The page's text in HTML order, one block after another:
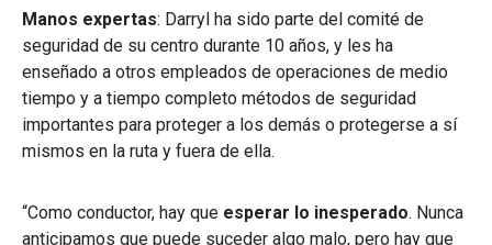
Manos expertas: Darryl ha sido parte del comité de
seguridad de su centro durante 10 años, y les ha
enseñado a otros empleados de operaciones de medio
tiempo y a tiempo completo métodos de seguridad
importantes para proteger a los demás o protegerse a sí
mismos en la ruta y fuera de ella.
“Como conductor, hay que esperar lo inesperado. Nunca
anticipamos que puede suceder algo malo, pero hay que